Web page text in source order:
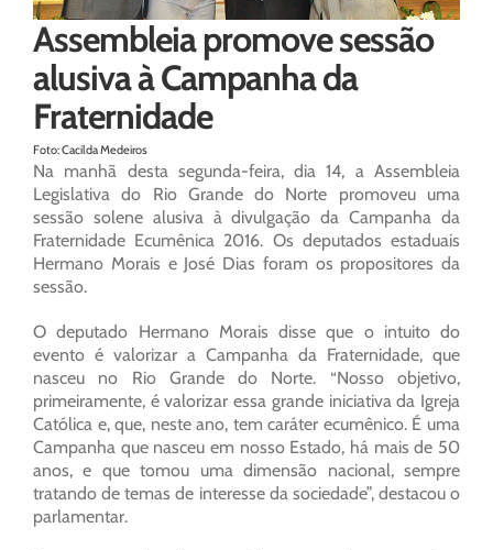
Assembleia promove sessão
alusiva à Campanha da
Fraternidade
Foto: Cacilda Medeiros
Na manhã desta segunda-feira, dia 14, a Assembleia
Legislativa do Rio Grande do Norte promoveu uma
sessão solene alusiva à divulgação da Campanha da
Fraternidade Ecumênica 2016. Os deputados estaduais
Hermano Morais e José Dias foram os propositores da
sessão.
O deputado Hermano Morais disse que o intuito do
evento é valorizar a Campanha da Fraternidade, que
nasceu no Rio Grande do Norte. “Nosso objetivo,
primeiramente, é valorizar essa grande iniciativa da Igreja
Católica e, que, neste ano, tem caráter ecumênico. É uma
Campanha que nasceu em nosso Estado, há mais de 50
anos, e que tomou uma dimensão nacional, sempre
tratando de temas de interesse da sociedade”, destacou o
parlamentar.